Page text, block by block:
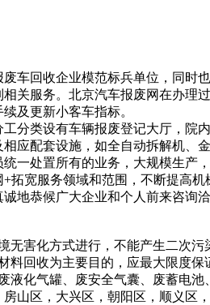
回收企业模范标兵单位，同时也
关服务。北京汽车报废网在办理
及更新小客车指标。
类设有车辆报废登记大厅，院内
应配套设施，如全自动拆解机、
一处置所有的业务，大规模生产
宽服务领域和范围，不断提高机
地恭候广大企业和个人前来咨询
害化方式进行，不能产生二次污
回收为主要目的，应最大限度保
化气罐、废安全气囊、废蓄电池
区，大兴区，朝阳区，顺义区，